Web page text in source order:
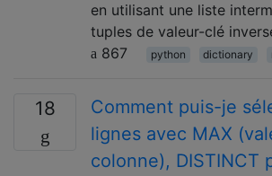
en utilisant une liste
tuples de valeur-clé
867
python dictionary
18
Comment puis-je
lignes avec MAX
colonne), DISTINCT